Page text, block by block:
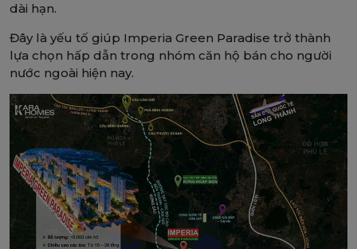
dài hạn.
Đây là yếu tố giúp Imperia Green Paradise trở thành
lựa chọn hấp dẫn trong nhóm căn hộ bán cho người
nước ngoài hiện nay.